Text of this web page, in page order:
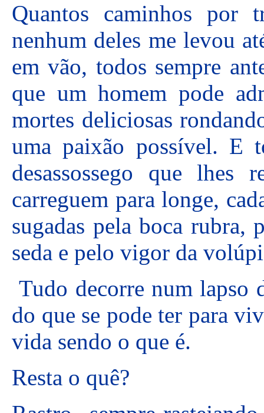
Quantos caminhos por
nenhum deles me levou
em vão, todos sempre
que um homem pode
mortes deliciosas
uma paixão possível. E
desassossego que lhes
carreguem para longe,
sugadas pela boca rubra,
seda e pelo vigor da
Tudo decorre num lapso
do que se pode ter para
vida sendo o que é.
Resta o quê?